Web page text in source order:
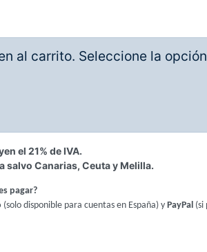
al carrito. Seleccione la
el 21% de IVA.
salvo Canarias, Ceuta y Melilla.
pagar?
(solo disponible para cuentas en España) y PayPal(si